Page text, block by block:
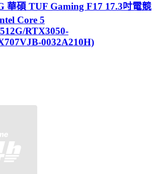
華碩 TUF Gaming F17 17.3吋電競
Core 5
RTX3050-
0032A210H)